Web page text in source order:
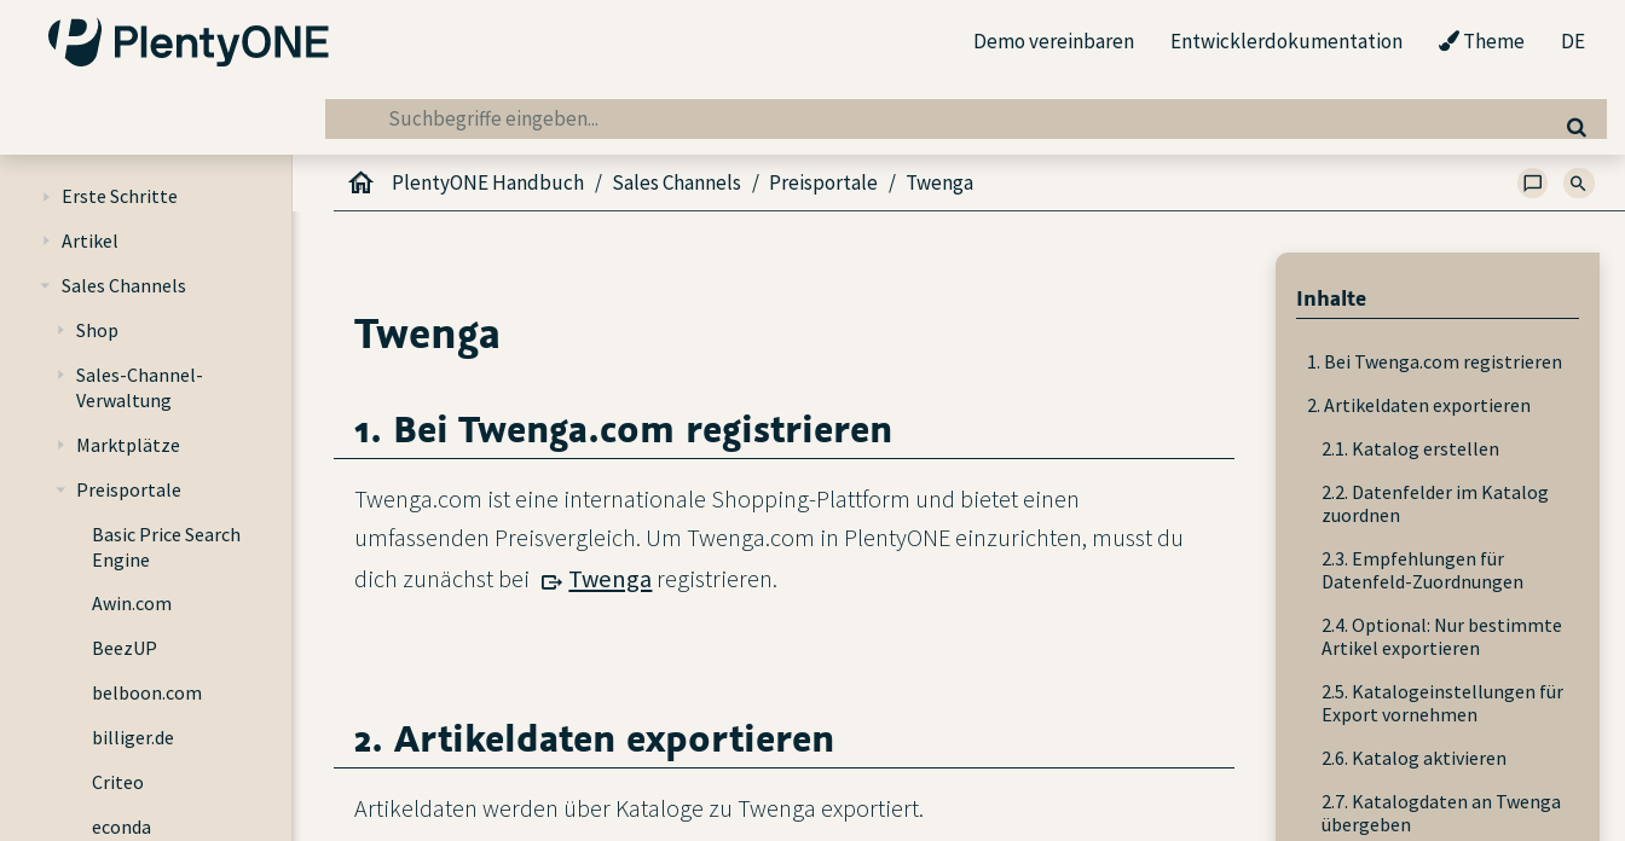
Demo vereinbaren Entwicklerdokumentation Theme DE
Erste Schritte
Artikel
Sales Channels
Shop
Sales-Channel-
Verwaltung
Marktplätze
Preisportale
Basic Price Search
Engine
Awin.com
BeezUP
belboon.com
billiger.de
Criteo
econda
PlentyONE Handbuch Sales Channels Preisportale Twenga
Twenga
1. Bei Twenga.com registrieren
Twenga.com ist eine internationale Shopping-Plattform und bietet einen
umfassenden Preisvergleich. Um Twenga.com in PlentyONE einzurichten, musst du
dich zunächst bei
Twenga registrieren.
2. Artikeldaten exportieren
Artikeldaten werden über Kataloge zu Twenga exportiert.
Inhalte
1. Bei Twenga.com registrieren
2. Artikeldaten exportieren
2.1. Katalog erstellen
2.2. Datenfelder im Katalog
zuordnen
2.3. Empfehlungen für
Datenfeld-Zuordnungen
2.4. Optional: Nur bestimmte
Artikel exportieren
2.5. Katalogeinstellungen für
Export vornehmen
2.6. Katalog aktivieren
2.7. Katalogdaten an Twenga
übergeben